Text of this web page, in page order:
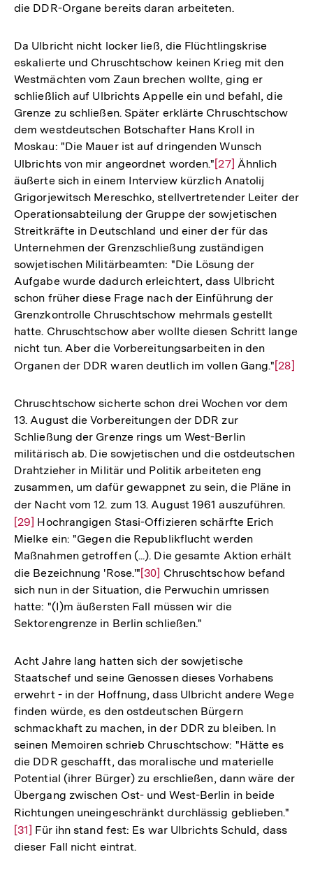
die DDR-Organe bereits daran arbeiteten.
Da Ulbricht nicht locker ließ, die Flüchtlingskrise
eskalierte und Chruschtschow keinen Krieg mit den
Westmächten vom Zaun brechen wollte, ging er
schließlich auf Ulbrichts Appelle ein und befahl, die
Grenze zu schließen. Später erklärte Chruschtschow
dem westdeutschen Botschafter Hans Kroll in
Moskau: "Die Mauer ist auf dringenden Wunsch
Ulbrichts von mir angeordnet worden."Zur
Auflösung
der
Fußnote
[27] Ähnlich
äußerte sich in einem Interview kürzlich Anatolij
Grigorjewitsch Mereschko, stellvertretender Leiter der
Operationsabteilung der Gruppe der sowjetischen
Streitkräfte in Deutschland und einer der für das
Unternehmen der Grenzschließung zuständigen
sowjetischen Militärbeamten: "Die Lösung der
Aufgabe wurde dadurch erleichtert, dass Ulbricht
schon früher diese Frage nach der Einführung der
Grenzkontrolle Chruschtschow mehrmals gestellt
hatte. Chruschtschow aber wollte diesen Schritt lange
nicht tun. Aber die Vorbereitungsarbeiten in den
Organen der DDR waren deutlich im vollen Gang."Zur
der
[28]
Chruschtschow sicherte schon drei Wochen vor dem
13. August die Vorbereitungen der DDR zur
Schließung der Grenze rings um West-Berlin
militärisch ab. Die sowjetischen und die ostdeutschen
Drahtzieher in Militär und Politik arbeiteten eng
zusammen, um dafür gewappnet zu sein, die Pläne in
der Nacht vom 12. zum 13. August 1961 auszuführen.
[29] Hochrangigen Stasi-Offizieren schärfte Erich
Mielke ein: "Gegen die Republikflucht werden
Maßnahmen getroffen (...). Die gesamte Aktion erhält
die Bezeichnung 'Rose.'"Zur
Auflösung
der
Fußnote
[30] Chruschtschow befand
sich nun in der Situation, die Perwuchin umrissen
hatte: "(I)m äußersten Fall müssen wir die
Sektorengrenze in Berlin schließen."
Acht Jahre lang hatten sich der sowjetische
Staatschef und seine Genossen dieses Vorhabens
erwehrt - in der Hoffnung, dass Ulbricht andere Wege
finden würde, es den ostdeutschen Bürgern
schmackhaft zu machen, in der DDR zu bleiben. In
seinen Memoiren schrieb Chruschtschow: "Hätte es
die DDR geschafft, das moralische und materielle
Potential (ihrer Bürger) zu erschließen, dann wäre der
Übergang zwischen Ost- und West-Berlin in beide
Richtungen uneingeschränkt durchlässig geblieben."
[31] Für ihn stand fest: Es war Ulbrichts Schuld, dass
dieser Fall nicht eintrat.